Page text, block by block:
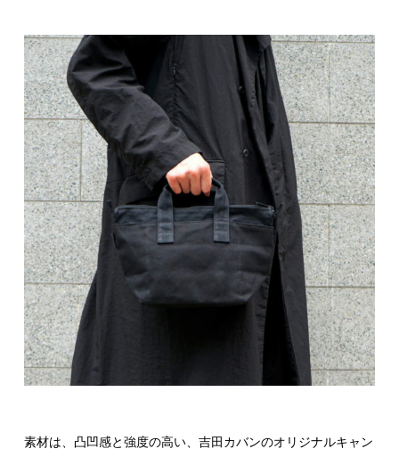
素材は、凸凹感と強度の高い、吉田カバンのオリジナルキャン